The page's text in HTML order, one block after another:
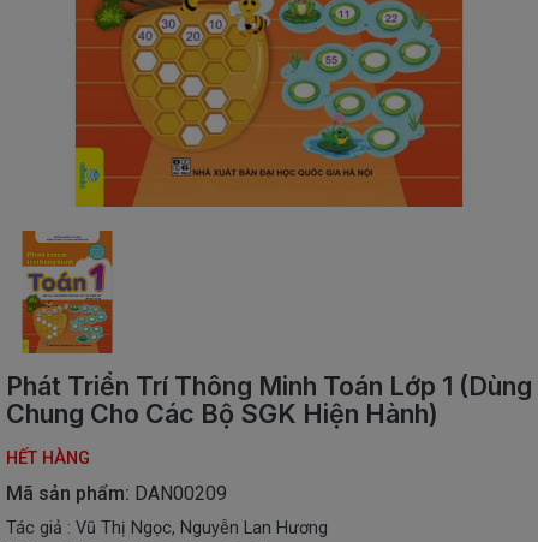
SÁCH
THIẾU
TIẾNG
SÁCH
NGOẠI
NGỮ
VPP
-
ĐỒ
DÙNG
SINH
TẶNG
-
CHƠI
Phát Triển Trí Thông Minh Toán Lớp 1 (Dùng
Chung Cho Các Bộ SGK Hiện Hành)
HẾT HÀNG
Mã sản phẩm: DAN00209
Tác giả : Vũ Thị Ngọc, Nguyễn Lan Hương